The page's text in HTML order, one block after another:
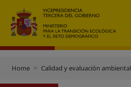
Home Calidad y evaluación ambiental